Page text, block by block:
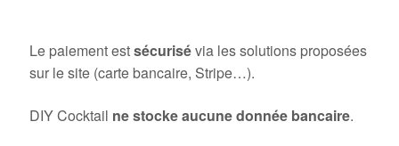
Le paiement estsécurisévia les solutions proposées
sur le site (carte bancaire, Stripe…).
DIY Cocktail ne stocke aucune donnée bancaire.